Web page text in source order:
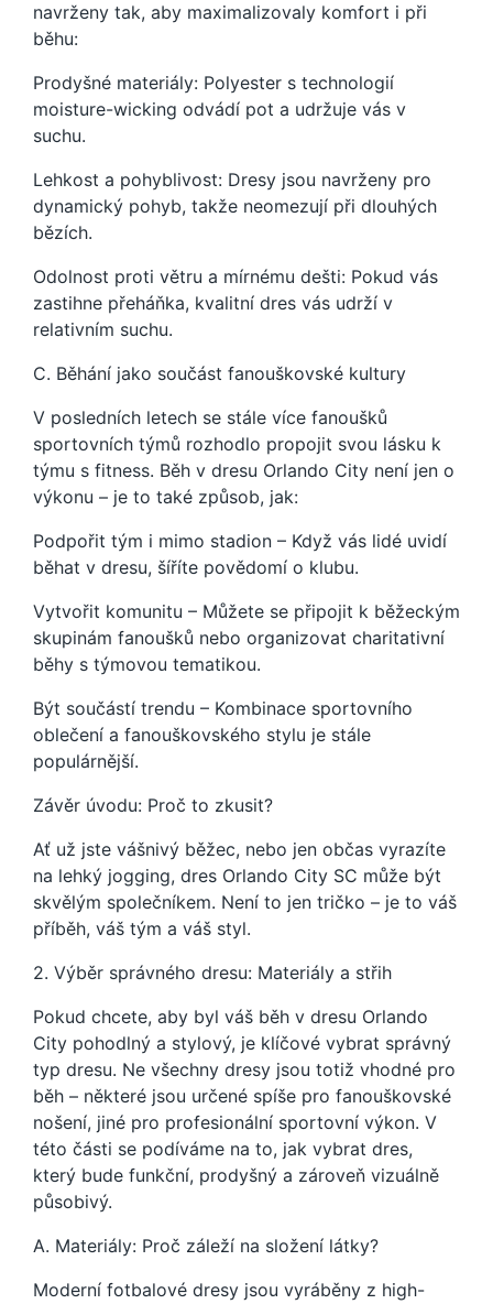
navrženy tak, aby maximalizovaly komfort i při
běhu:
Prodyšné materiály: Polyester s technologií
moisture-wicking odvádí pot a udržuje vás v
suchu.
Lehkost a pohyblivost: Dresy jsou navrženy pro
dynamický pohyb, takže neomezují při dlouhých
bězích.
Odolnost proti větru a mírnému dešti: Pokud vás
zastihne přeháňka, kvalitní dres vás udrží v
relativním suchu.
C. Běhání jako součást fanouškovské kultury
V posledních letech se stále více fanoušků
sportovních týmů rozhodlo propojit svou lásku k
týmu s fitness. Běh v dresu Orlando City není jen o
výkonu – je to také způsob, jak:
Podpořit tým i mimo stadion – Když vás lidé uvidí
běhat v dresu, šíříte povědomí o klubu.
Vytvořit komunitu – Můžete se připojit k běžeckým
skupinám fanoušků nebo organizovat charitativní
běhy s týmovou tematikou.
Být součástí trendu – Kombinace sportovního
oblečení a fanouškovského stylu je stále
populárnější.
Závěr úvodu: Proč to zkusit?
Ať už jste vášnivý běžec, nebo jen občas vyrazíte
na lehký jogging, dres Orlando City SC může být
skvělým společníkem. Není to jen tričko – je to váš
příběh, váš tým a váš styl.
2. Výběr správného dresu: Materiály a střih
Pokud chcete, aby byl váš běh v dresu Orlando
City pohodlný a stylový, je klíčové vybrat správný
typ dresu. Ne všechny dresy jsou totiž vhodné pro
běh – některé jsou určené spíše pro fanouškovské
nošení, jiné pro profesionální sportovní výkon. V
této části se podíváme na to, jak vybrat dres,
který bude funkční, prodyšný a zároveň vizuálně
působivý.
A. Materiály: Proč záleží na složení látky?
Moderní fotbalové dresy jsou vyráběny z high-